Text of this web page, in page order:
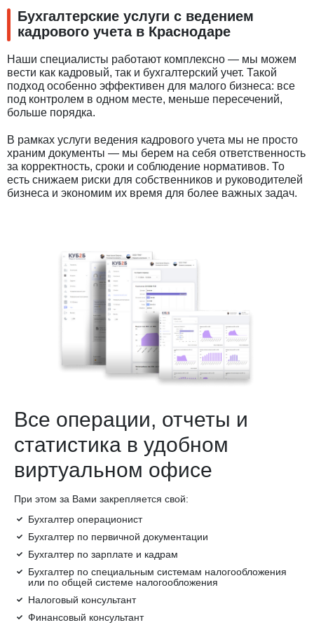
Бухгалтерские услуги с ведением
кадрового учета в Краснодаре
Наши специалисты работают комплексно — мы можем
вести как кадровый, так и бухгалтерский учет. Такой
подход особенно эффективен для малого бизнеса: все
под контролем в одном месте, меньше пересечений,
больше порядка.
В рамках услуги ведения кадрового учета мы не просто
храним документы — мы берем на себя ответственность
за корректность, сроки и соблюдение нормативов. То
есть снижаем риски для собственников и руководителей
бизнеса и экономим их время для более важных задач.
Все операции, отчеты и
статистика в удобном
виртуальном офисе
При этом за Вами закрепляется свой:
Бухгалтер операционист
Бухгалтер по первичной документации
Бухгалтер по зарплате и кадрам
Бухгалтер по специальным системам налогообложения
или по общей системе налогообложения
Налоговый консультант
Финансовый консультант